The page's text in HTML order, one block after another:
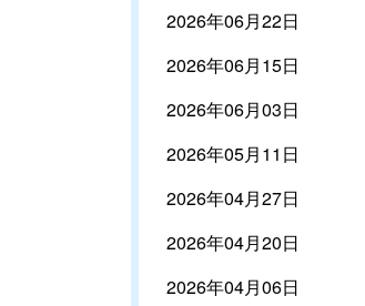
2026年06月22日
2026年06月15日
2026年06月03日
2026年05月11日
2026年04月27日
2026年04月20日
2026年04月06日